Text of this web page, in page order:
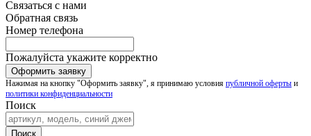
Связаться с нами
Обратная связь
Номер телефона
Пожалуйста укажите корректно
Нажимая на кнопку "Оформить заявку", я принимаю условия публичной оферты и
политики конфиденциальности
Поиск